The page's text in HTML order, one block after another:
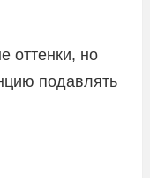
оттенки, но
подавлять